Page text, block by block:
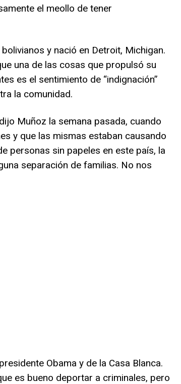
el meollo de tener
y nació en Detroit, Michigan.
una de las cosas que propulsó su
es el sentimiento de “indignación”
la comunidad.
Muñoz la semana pasada, cuando
y que las mismas estaban causando
personas sin papeles en este país, la
separación de familias. No nos
Obama y de la Casa Blanca.
es bueno deportar a criminales, pero